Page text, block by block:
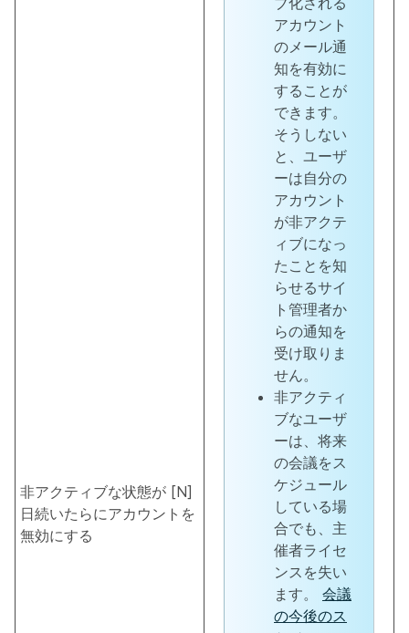
非アクティブな状態が [N]
日続いたらにアカウントを
無効にする
アカウント
のメール通
知を有効に
することが
できます。
そうしない
と、ユーザ
ーは自分の
アカウント
が非アクテ
ィブになっ
たことを知
らせるサイ
ト管理者か
らの通知を
受け取りま
せん。
非アクティ
ブなユーザ
ーは、将来
の会議をス
ケジュール
している場
合でも、主
催者ライセ
ンスを失い
ます。 会議
の今後のス